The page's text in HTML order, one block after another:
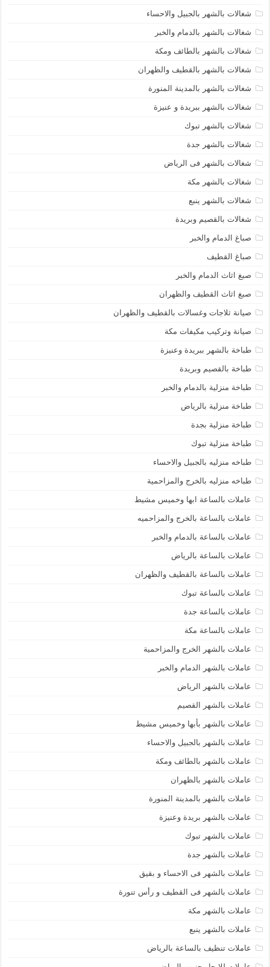
شغالات بالشهر بالجبيل والاحساء
شغالات بالشهر بالدمام والخبر
شغالات بالشهر بالطائف ومكة
شغالات بالشهر بالقطيف والظهران
شغالات بالشهر بالمدينة المنورة
شغالات بالشهر ببريدة و عنيزة
شغالات بالشهر تبوك
شغالات بالشهر جدة
شغالات بالشهر فى الرياض
شغالات بالشهر مكة
شغالات بالشهر ينبع
شغالات بالقصيم وبريدة
صباغ الدمام والخبر
صباغ القطيف
صبغ اثاث الدمام والخبر
صبغ اثاث القطيف والظهران
صيانة ثلاجات وغسالات بالقطيف والظهران
صيانة وتركيب مكيفات مكة
طباخة بالشهر ببريدة وعنيزة
طباخة بالقصيم وبريدة
طباخة منزلية بالدمام والخبر
طباخة منزلية بالرياض
طباخة منزلية بجدة
طباخة منزلية تبوك
طباخه منزليه بالجبيل والاحساء
طباخه منزليه بالخرج والمزاحمية
عاملات بالساعة ابها وخميس مشيط
عاملات بالساعة بالخرج والمزاحميه
عاملات بالساعة بالدمام والخبر
عاملات بالساعة بالرياض
عاملات بالساعة بالقطيف والظهران
عاملات بالساعة تبوك
عاملات بالساعة جدة
عاملات بالساعة مكة
عاملات بالشهر الخرج والمزاحمية
عاملات بالشهر الدمام والخبر
عاملات بالشهر الرياض
عاملات بالشهر القصيم
عاملات بالشهر بأبها وخميس مشيط
عاملات بالشهر بالجبيل والاحساء
عاملات بالشهر بالطائف ومكة
عاملات بالشهر بالظهران
عاملات بالشهر بالمدينة المنورة
عاملات بالشهر بريدة وعنيزة
عاملات بالشهر تبوك
عاملات بالشهر جدة
عاملات بالشهر فى الاحساء و بقيق
عاملات بالشهر فى القطيف و رأس تنورة
عاملات بالشهر مكة
عاملات بالشهر ينبع
عاملات تنظيف بالساعة بالرياض